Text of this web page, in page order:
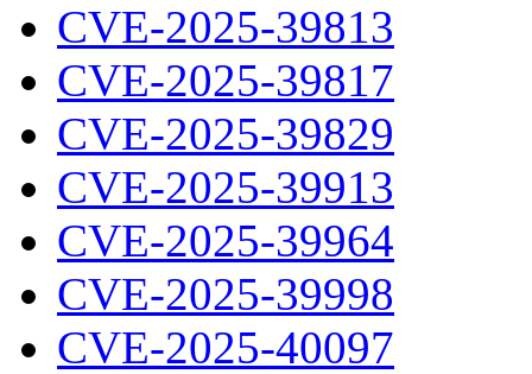
CVE-2025-39813
CVE-2025-39817
CVE-2025-39829
CVE-2025-39913
CVE-2025-39964
CVE-2025-39998
CVE-2025-40097